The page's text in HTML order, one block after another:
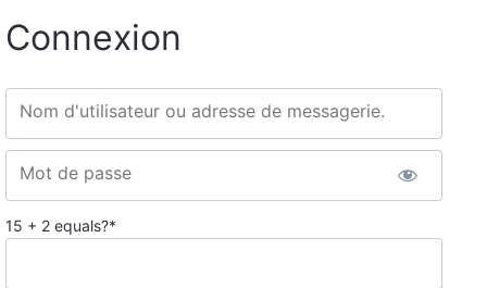
Connexion
Nom d'utilisateur ou adresse de messagerie.
Mot de passe
15 + 2 equals?*